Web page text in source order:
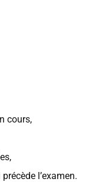
cours,
l’examen.